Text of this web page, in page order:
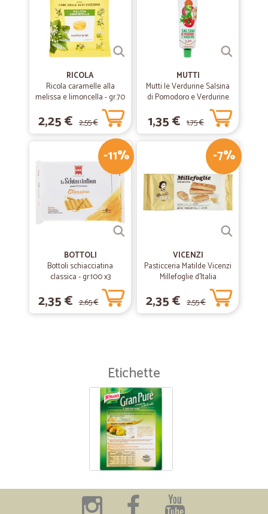
RICOLA
Ricola caramelle alla
melissa e limoncella - gr.70
2,25 € 2,55 €
MUTTI
Mutti le Verdurine Salsina
di Pomodoro e Verdurine
1,35 € 1,75 €
-11%
BOTTOLI
Bottoli schiacciatina
classica - gr.100 x3
2,35 € 2,65 €
-7%
VICENZI
Pasticceria Matilde Vicenzi
Millefoglie d'Italia
Classiche 125 gr.
2,35 € 2,55 €
Etichette